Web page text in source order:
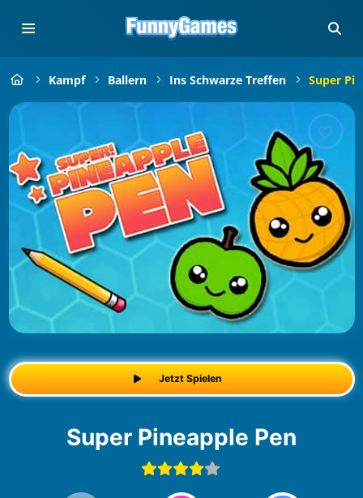
Kampf Ballern Ins Schwarze Treffen Super
Jetzt Spielen
Super Pineapple Pen